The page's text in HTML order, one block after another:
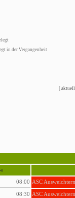
in der Vergangenheit
[
«
08:00 ASC
08:30 ASC